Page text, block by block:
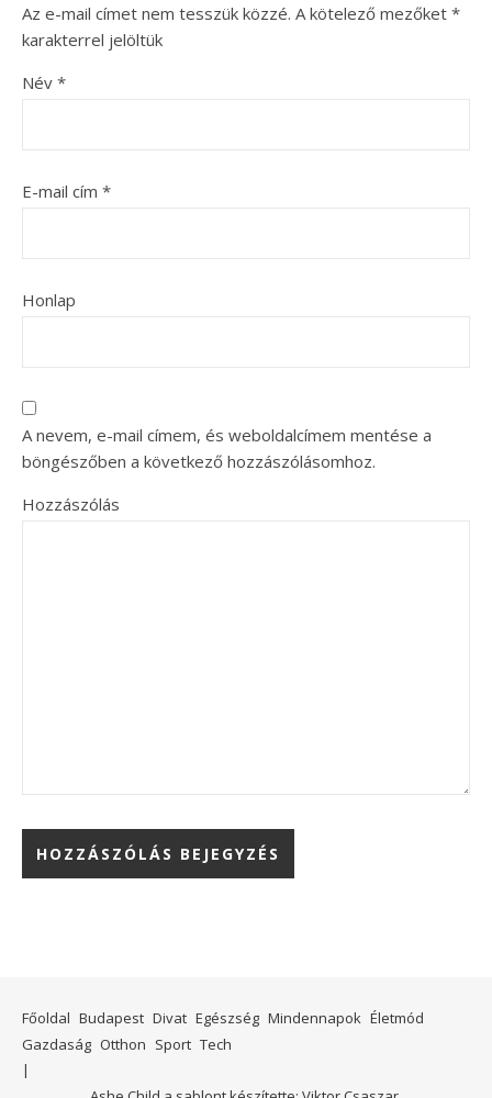
Az e-mail címet nem tesszük közzé. A kötelező mezőket *
karakterrel jelöltük
Név *
E-mail cím *
Honlap
A nevem, e-mail címem, és weboldalcímem mentése a
böngészőben a következő hozzászólásomhoz.
Hozzászólás
Főoldal Budapest Divat Egészség Mindennapok Életmód
Gazdaság Otthon Sport Tech